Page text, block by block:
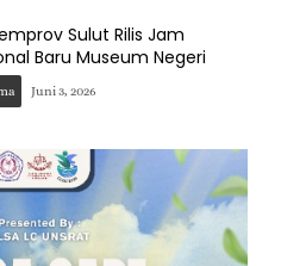
Sulut Rilis Jam
Baru Museum Negeri
Juni 3, 2026